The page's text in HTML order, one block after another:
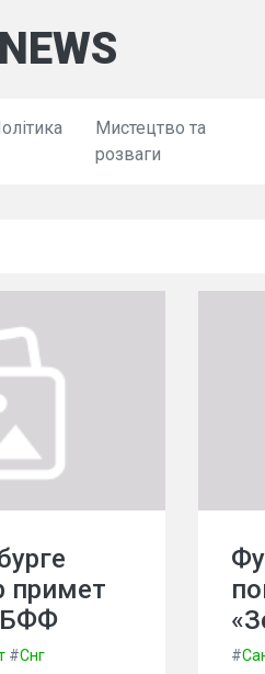
NEWS
Мистецтво та
розваги
примет
БФФ
#Снг #